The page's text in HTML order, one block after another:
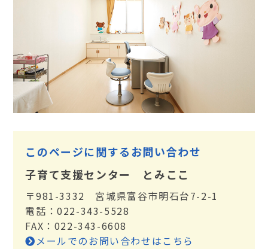
このページに関するお問い合わせ
子育て支援センター とみここ
〒981-3332 宮城県富谷市明石台7-2-1
電話：022-343-5528
FAX：022-343-6608
メールでのお問い合わせはこちら